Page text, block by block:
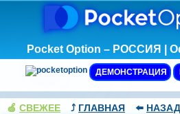
Pocket Option – РОССИЯ |
ДЕМОНСТРАЦИЯ
🍏 СВЕЖЕЕ ⤴️ ГЛАВНАЯ ⬅️ НАЗАД